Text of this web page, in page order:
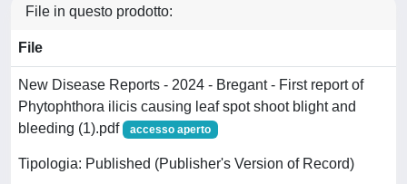
File in questo prodotto:
File
New Disease Reports - 2024 - Bregant - First report of
Phytophthora ilicis causing leaf spot shoot blight and
bleeding (1).pdf
accesso aperto
Tipologia: Published (Publisher's Version of Record)